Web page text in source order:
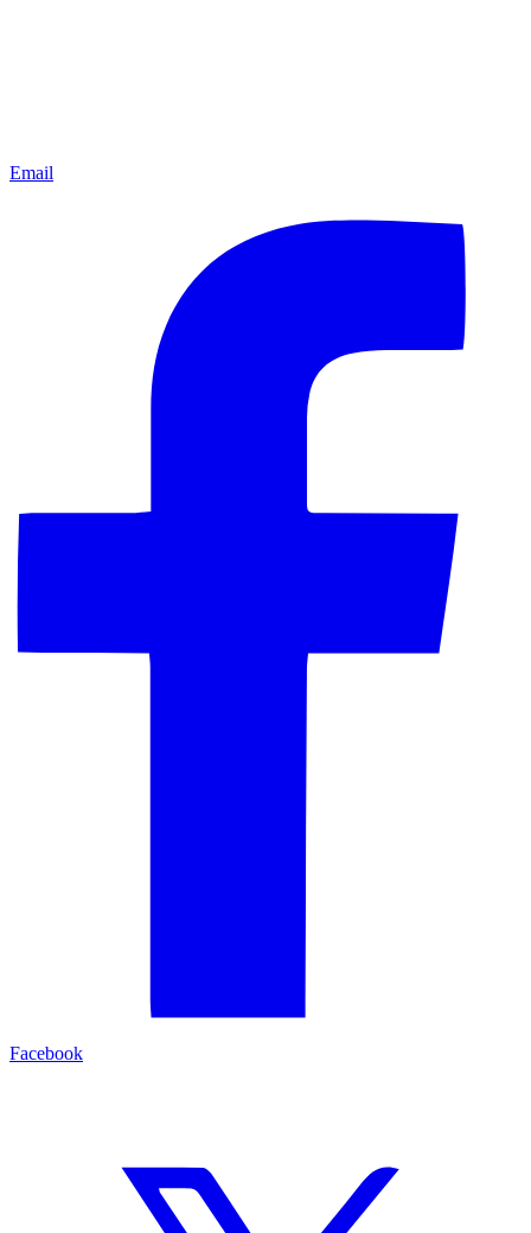
Email
Facebook